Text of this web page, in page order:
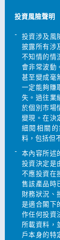
投資風險聲明
-
投資涉及風
披露所有涉
不知情的情
會非常波動
甚至變成毫
一定能夠賺
失。過往業
於個別巿場
變現。在決
細閱相關
料，包括但
-
本內容所述
投資決定是
不應投資在
售該產品時
財務狀況、
是適合閣下
作任何投資
所載資料，
戶本身的特